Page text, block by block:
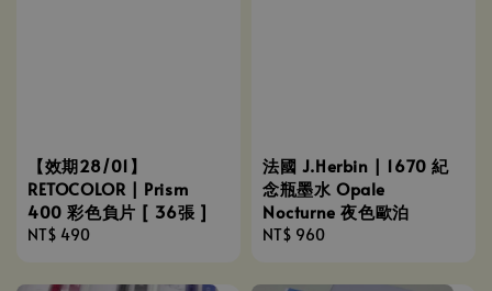
【效期28/01】
RETOCOLOR | Prism
400 彩色負片 [ 36張 ]
Regular
NT$ 490
法國 J.Herbin | 1670 紀
念瓶墨水 Opale
Nocturne 夜色歐泊
Regular
NT$ 960